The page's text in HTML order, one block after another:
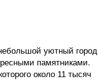
уютный город
памятниками.
около 11 тысяч